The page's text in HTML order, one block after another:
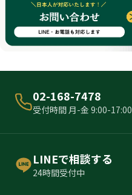
02-168-7478
受付時間 月-金 9:00-17:00
LINEで相談する
24時間受付中